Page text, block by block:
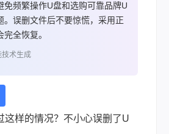
免频繁操作U盘和选购可靠品牌U
。误删文件后不要惊慌，采用正
全恢复。
技术生成
这样的情况？不小心误删了U